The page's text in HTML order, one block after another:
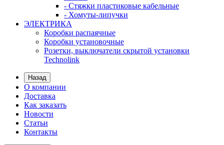
- Стяжки пластиковые кабельные
- Хомуты-липучки
ЭЛЕКТРИКА
Коробки распаячные
Коробки установочные
Розетки, выключатели скрытой установки
Technolink
Назад
О компании
Доставка
Как заказать
Новости
Статьи
Контакты